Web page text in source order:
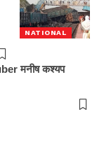
NATIONAL
मनीष कश्यप